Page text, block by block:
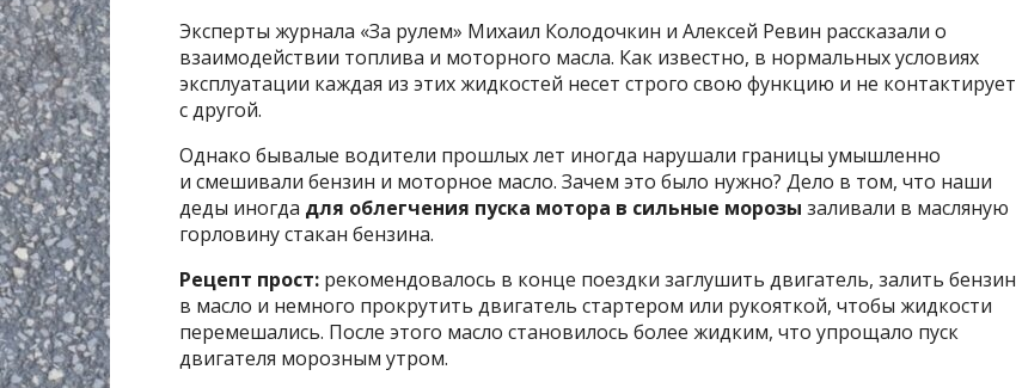
Эксперты журнала «За рулем» Михаил Колодочкин и Алексей Ревин рассказали о
взаимодействии топлива и моторного масла. Как известно, в нормальных условиях
эксплуатации каждая из этих жидкостей несет строго свою функцию и не контактирует
с другой.
Однако бывалые водители прошлых лет иногда нарушали границы умышленно
и смешивали бензин и моторное масло. Зачем это было нужно? Дело в том, что наши
деды иногда для облегчения пуска мотора в сильные морозы заливали в масляную
горловину стакан бензина.
Рецепт прост: рекомендовалось в конце поездки заглушить двигатель, залить бензин
в масло и немного прокрутить двигатель стартером или рукояткой, чтобы жидкости
перемешались. После этого масло становилось более жидким, что упрощало пуск
двигателя морозным утром.